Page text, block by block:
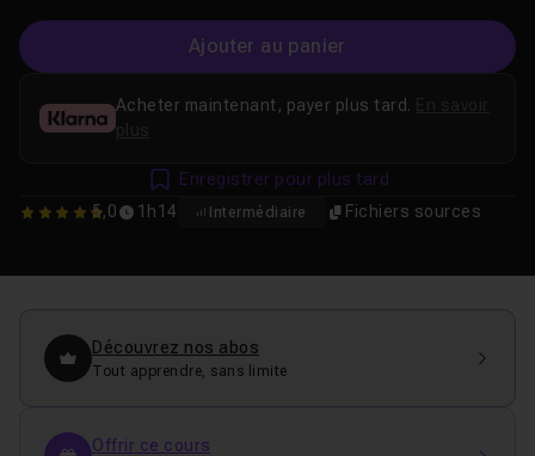
Ajouter au panier
5 5,0 1h14 Intermédiaire Fichiers sources
Acheter maintenant, payer plus tard.
plus
Enregistrer pour plus tard
Découvrez nos abos
Tout apprendre, sans limite
Offrir ce cours